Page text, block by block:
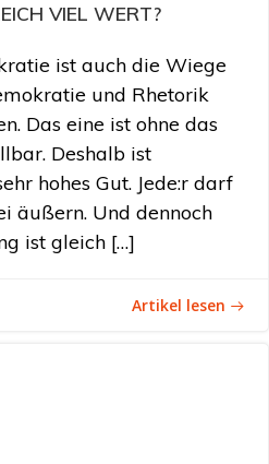
VIEL WERT?
ist auch die Wiege
und Rhetorik
Das eine ist ohne das
Deshalb ist
hohes Gut. Jede:r darf
äußern. Und dennoch
ist gleich […]
Artikel lesen